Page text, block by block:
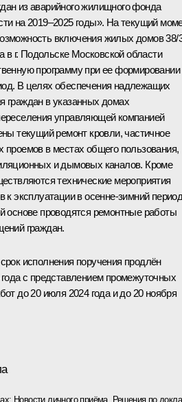
из аварийного жилищного фонда
на 2019–2025 годы». На текущий
включения жилых домов 38/
в г. Подольске Московской области
программу при ее формировании
В целях обеспечения надлежащих
граждан в указанных домах
управляющей компанией
текущий ремонт кровли, частичное
проемов в местах общего пользования,
и дымовых каналов. Кроме
технические мероприятия
к эксплуатации в осенне-зимний
основе проводятся ремонтные работы
граждан.
исполнения поручения продлён
с представлением промежуточных
до 20 июля 2024 года и до 20 ноября
Новости личного приёма, Решения по